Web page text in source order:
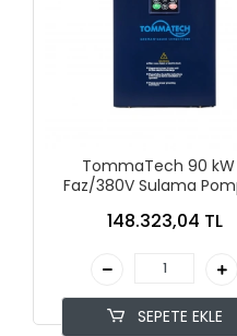
TommaTech 90 kW
Faz/380V Sulama
148.323,04 TL
SEPETE EKLE